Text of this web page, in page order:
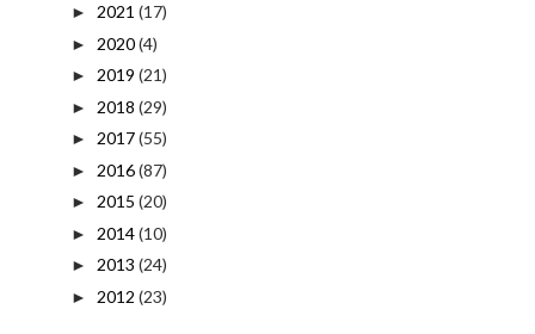
► 2021 (17)
► 2020(4)
► 2019 (21)
► 2018 (29)
► 2017(55)
► 2016(87)
► 2015 (20)
► 2014(10)
► 2013 (24)
► 2012 (23)